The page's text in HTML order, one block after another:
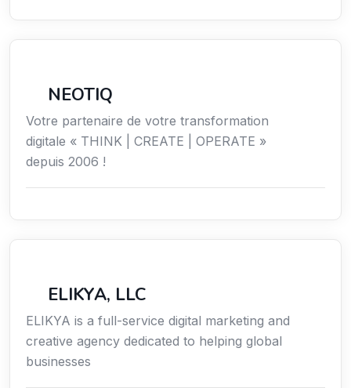
NEOTIQ
Votre partenaire de votre transformation
digitale « THINK | CREATE | OPERATE »
depuis 2006 !
ELIKYA, LLC
ELIKYA is a full-service digital marketing and
creative agency dedicated to helping global
businesses